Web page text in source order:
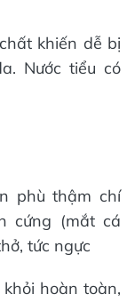
khiến dễ bị
Nước tiểu có
phù thậm chí
cứng (mắt cá
tức ngực
hoàn toàn,